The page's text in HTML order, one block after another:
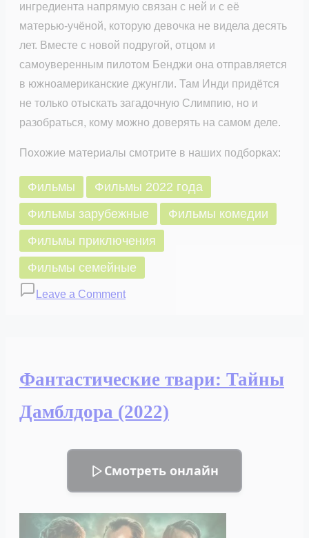
ингредиента напрямую связан с ней и с её
матерью-учёной, которую девочка не видела десять
лет. Вместе с новой подругой, отцом и
самоуверенным пилотом Бенджи она отправляется
в южноамериканские джунгли. Там Инди придётся
не только отыскать загадочную Слимпию, но и
разобраться, кому можно доверять на самом деле.
Похожие материалы смотрите в наших подборках:
Фильмы
Фильмы 2022 года
Фильмы зарубежные
Фильмы комедии
Фильмы приключения
Фильмы семейные
Leave a Commenton
(2022)
Фантастические твари: Тайны
Дамблдора (2022)
Смотреть онлайн